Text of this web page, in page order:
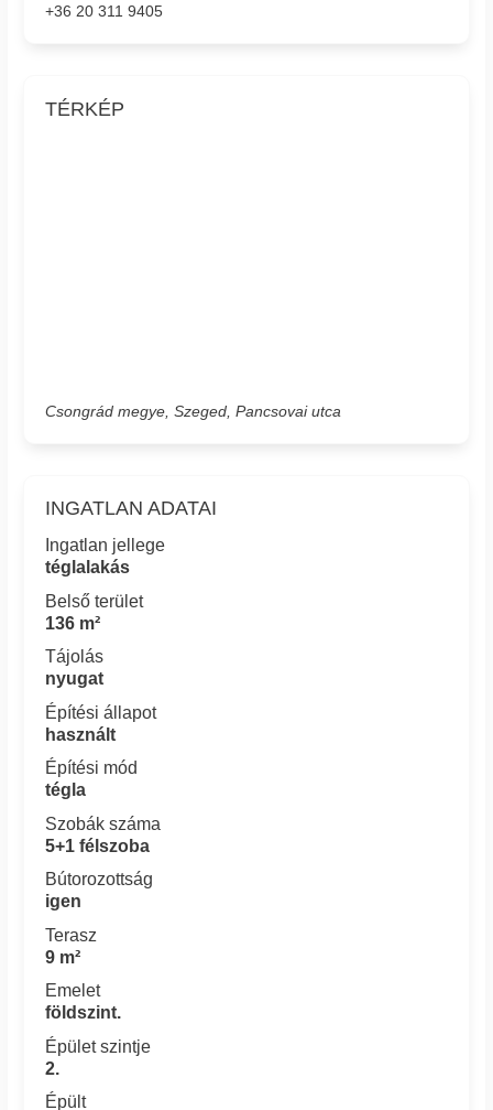
+36 20 311 9405
TÉRKÉP
Csongrád megye, Szeged, Pancsovai utca
INGATLAN ADATAI
Ingatlan jellege
téglalakás
Belső terület
136 m²
Tájolás
nyugat
Építési állapot
használt
Építési mód
tégla
Szobák száma
5+1 félszoba
Bútorozottság
igen
Terasz
9 m²
Emelet
földszint.
Épület szintje
2.
Épült